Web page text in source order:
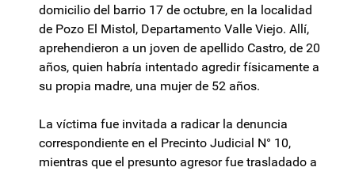
domicilio del barrio 17 de octubre, en la localidad
de Pozo El Mistol, Departamento Valle Viejo. Allí,
aprehendieron a un joven de apellido Castro, de 20
años, quien habría intentado agredir físicamente a
su propia madre, una mujer de 52 años.
La víctima fue invitada a radicar la denuncia
correspondiente en el Precinto Judicial N° 10,
mientras que el presunto agresor fue trasladado a